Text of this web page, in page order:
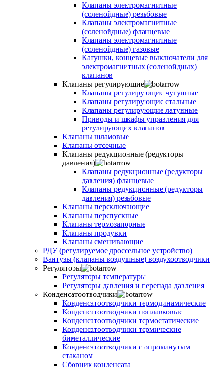
Клапаны электромагнитные
(соленойдные) резьбовые
Клапаны электромагнитные
(соленойдные) фланцевые
Клапаны электромагнитные
(соленойдные) газовые
Катушки, концевые выключатели для
электромагнитных (соленойдных)
клапанов
Клапаны регулирующие
Клапаны регулирующие чугунные
Клапаны регулирующие стальные
Клапаны регулирующие латунные
Приводы и шкафы управления для
регулирующих клапанов
Клапаны шламовые
Клапаны отсечные
Клапаны редукционные (редукторы
давления)
Клапаны редукционные (редукторы
давления) фланцевые
Клапаны редукционные (редукторы
давления) резьбовые
Клапаны переключающие
Клапаны перепускные
Клапаны термозапорные
Клапаны продувки
Клапаны смешивающие
РДУ (регулируемое дроссельное устройство)
Вантузы (клапаны воздушные) воздухоотводчики
Регуляторы
Регуляторы температуры
Регуляторы давления и перепада давления
Конденсатоотводчики
Конденсатоотводчики термодинамические
Конденсатоотводчики поплавковые
Конденсатоотводчики термостатические
Конденсатоотводчики термические
биметаллические
Конденсатоотводчики с опрокинутым
стаканом
Сборник конденсата